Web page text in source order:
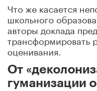
Что же касается
школьного
авторы доклада
трансформировать
оценивания.
От
гуманизации